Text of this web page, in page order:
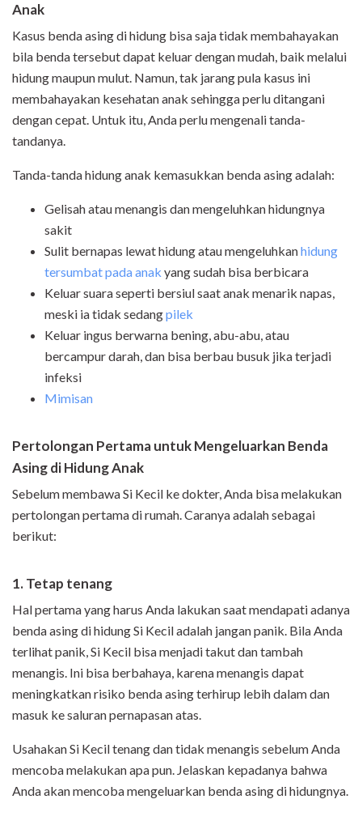
Anak
Kasus benda asing di hidung bisa saja tidak membahayakan
bila benda tersebut dapat keluar dengan mudah, baik melalui
hidung maupun mulut. Namun, tak jarang pula kasus ini
membahayakan kesehatan anak sehingga perlu ditangani
dengan cepat. Untuk itu, Anda perlu mengenali tanda-
tandanya.
Tanda-tanda hidung anak kemasukkan benda asing adalah:
Gelisah atau menangis dan mengeluhkan hidungnya
sakit
Sulit bernapas lewat hidung atau mengeluhkanhidung
tersumbat pada anak yang sudah bisa berbicara
Keluar suara seperti bersiul saat anak menarik napas,
meski ia tidak sedangpilek
Keluar ingus berwarna bening, abu-abu, atau
bercampur darah, dan bisa berbau busuk jika terjadi
infeksi
Mimisan
Pertolongan Pertama untuk Mengeluarkan Benda
Asing di Hidung Anak
Sebelum membawa Si Kecil ke dokter, Anda bisa melakukan
pertolongan pertama di rumah. Caranya adalah sebagai
berikut:
1. Tetap tenang
Hal pertama yang harus Anda lakukan saat mendapati adanya
benda asing di hidung Si Kecil adalah jangan panik. Bila Anda
terlihat panik, Si Kecil bisa menjadi takut dan tambah
menangis. Ini bisa berbahaya, karena menangis dapat
meningkatkan risiko benda asing terhirup lebih dalam dan
masuk ke saluran pernapasan atas.
Usahakan Si Kecil tenang dan tidak menangis sebelum Anda
mencoba melakukan apa pun. Jelaskan kepadanya bahwa
Anda akan mencoba mengeluarkan benda asing di hidungnya.